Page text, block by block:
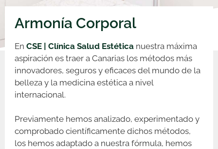
Armonía Corporal
En CSE | Clínica Salud Estética nuestra máxima
aspiración es traer a Canarias los métodos más
innovadores, seguros y eficaces del mundo de la
belleza y la medicina estética a nivel
internacional.
Previamente hemos analizado, experimentado y
comprobado científicamente dichos métodos,
los hemos adaptado a nuestra fórmula, hemos